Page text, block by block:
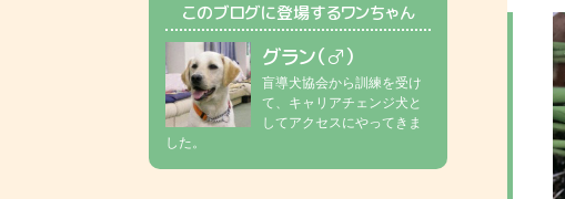
このブログに登場するワンちゃん
グラン（♂）
盲導犬協会から訓練を受け
て、キャリアチェンジ犬と
してアクセスにやってきま
した。